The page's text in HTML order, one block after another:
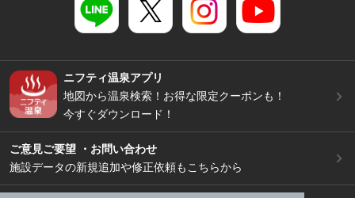
ニフティ温泉アプリ
地図から温泉検索！お得な限定クーポンも！
今すぐダウンロード！
ご意見ご要望 ・お問い合わせ
施設データの新規追加や修正依頼もこちらから